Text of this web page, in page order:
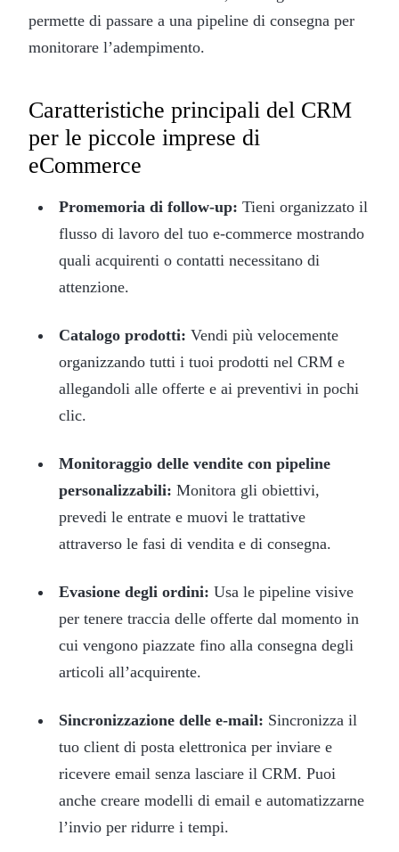
permette di passare a una pipeline di consegna per
monitorare l’adempimento.
Caratteristiche principali del CRM
per le piccole imprese di
eCommerce
Promemoria di follow-up: Tieni organizzato il
flusso di lavoro del tuo e-commerce mostrando
quali acquirenti o contatti necessitano di
attenzione.
Catalogo prodotti: Vendi più velocemente
organizzando tutti i tuoi prodotti nel CRM e
allegandoli alle offerte e ai preventivi in pochi
clic.
Monitoraggio delle vendite con pipeline
personalizzabili: Monitora gli obiettivi,
prevedi le entrate e muovi le trattative
attraverso le fasi di vendita e di consegna.
Evasione degli ordini: Usa le pipeline visive
per tenere traccia delle offerte dal momento in
cui vengono piazzate fino alla consegna degli
articoli all’acquirente.
Sincronizzazione delle e-mail: Sincronizza il
tuo client di posta elettronica per inviare e
ricevere email senza lasciare il CRM. Puoi
anche creare modelli di email e automatizzarne
l’invio per ridurre i tempi.